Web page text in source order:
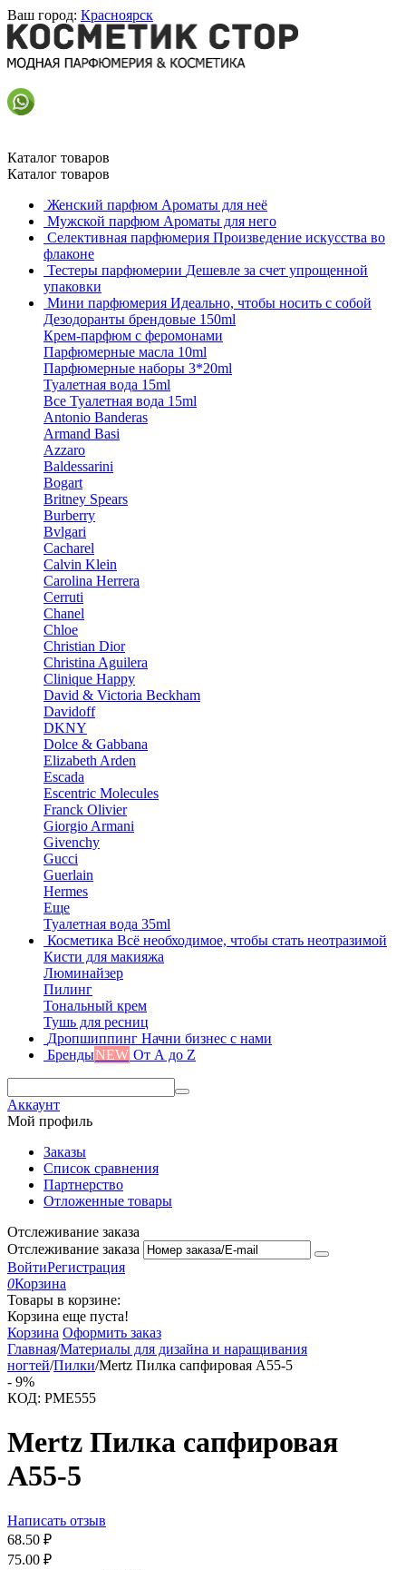
Ваш город: Красноярск
Каталог товаров
Каталог товаров
Женский парфюм Ароматы для неё
Мужской парфюм Ароматы для него
Селективная парфюмерия Произведение искусства во
флаконе
Тестеры парфюмерии Дешевле за счет упрощенной
упаковки
Мини парфюмерия Идеально, чтобы носить с собой
Дезодоранты брендовые 150ml
Крем-парфюм с феромонами
Парфюмерные масла 10ml
Парфюмерные наборы 3*20ml
Туалетная вода 15ml
Все Туалетная вода 15ml
Antonio Banderas
Armand Basi
Azzaro
Baldessarini
Bogart
Britney Spears
Burberry
Bvlgari
Cacharel
Calvin Klein
Carolina Herrera
Cerruti
Chanel
Chloe
Christian Dior
Christina Aguilera
Clinique Happy
David & Victoria Beckham
Davidoff
DKNY
Dolce & Gabbana
Elizabeth Arden
Escada
Escentric Molecules
Franck Olivier
Giorgio Armani
Givenchy
Gucci
Guerlain
Hermes
Еще
Туалетная вода 35ml
Косметика Всё необходимое, чтобы стать неотразимой
Кисти для макияжа
Люминайзер
Пилинг
Тональный крем
Тушь для ресниц
Дропшиппинг Начни бизнес с нами
БрендыNEW От А до Z
Аккаунт
Мой профиль
Заказы
Список сравнения
Партнерство
Отложенные товары
Отслеживание заказа
Отслеживание заказа
ВойтиРегистрация
0Корзина
Товары в корзине:
Корзина еще пуста!
Корзина Оформить заказ
Главная/Материалы для дизайна и наращивания
ногтей/Пилки/Mertz Пилка сапфировая A55-5
- 9%
КОД: PME555
Mertz Пилка сапфировая
A55-5
Написать отзыв
68.50 ₽
75.00 ₽